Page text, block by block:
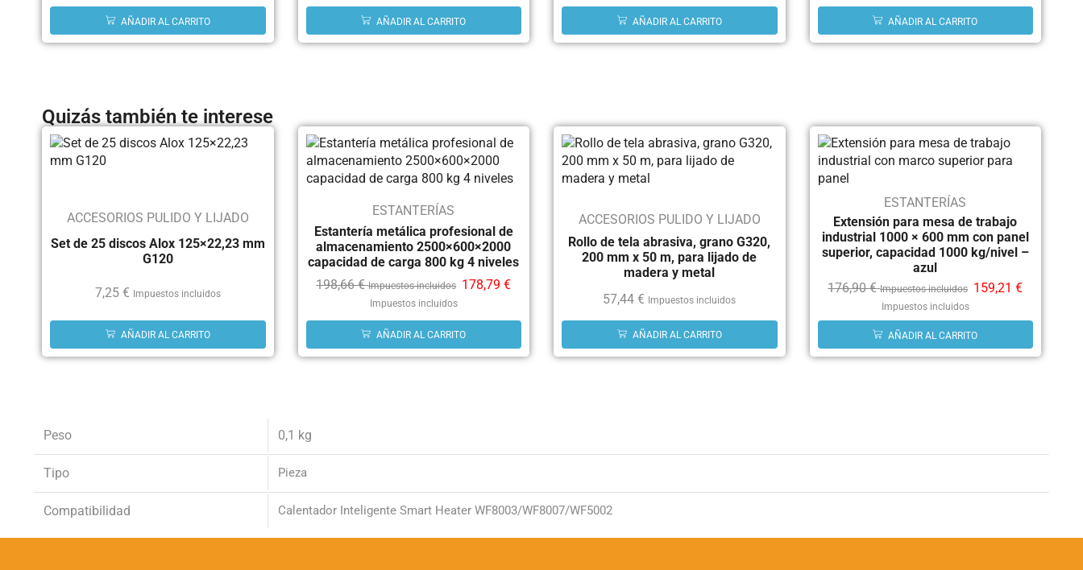
AÑADIR AL CARRITO AÑADIR AL CARRITO AÑADIR AL CARRITO AÑADIR AL CARRITO
Quizás también te interese
ACCESORIOS PULIDO Y LIJADO
Set de 25 discos Alox 125×22,23 mm
G120
7,25 € Impuestos incluidos
AÑADIR AL CARRITO
ESTANTERÍAS
Estantería metálica profesional de
almacenamiento 2500×600×2000
capacidad de carga 800 kg 4 niveles
198,66€ Impuestos incluidos 178,79€
Impuestos incluidos
AÑADIR AL CARRITO
ACCESORIOS PULIDO Y LIJADO
Rollo de tela abrasiva, grano G320,
200 mm x 50 m, para lijado de
madera y metal
57,44€ Impuestos incluidos
AÑADIR AL CARRITO
ESTANTERÍAS
Extensión para mesa de trabajo
industrial 1000 × 600 mm con panel
superior, capacidad 1000 kg/nivel –
azul
176,90€ Impuestos incluidos 159,21€
Impuestos incluidos
AÑADIR AL CARRITO
Peso 0,1 kg
Tipo Pieza
Compatibilidad Calentador Inteligente Smart Heater WF8003/WF8007/WF5002